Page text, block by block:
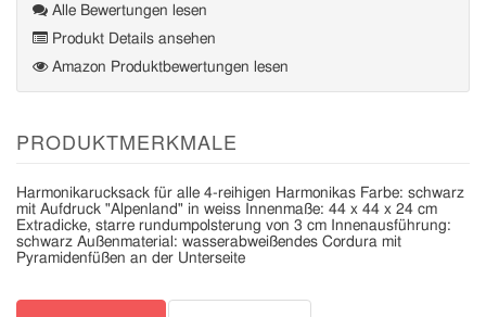
Alle Bewertungen lesen
Produkt Details ansehen
Amazon Produktbewertungen lesen
PRODUKTMERKMALE
Harmonikarucksack für alle 4-reihigen Harmonikas Farbe: schwarz
mit Aufdruck "Alpenland" in weiss Innenmaße: 44 x 44 x 24 cm
Extradicke, starre rundumpolsterung von 3 cm Innenausführung:
schwarz Außenmaterial: wasserabweißendes Cordura mit
Pyramidenfüßen an der Unterseite